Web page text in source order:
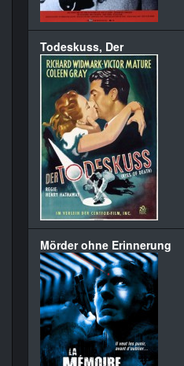
Todeskuss, Der
Mörder ohne Erinnerung